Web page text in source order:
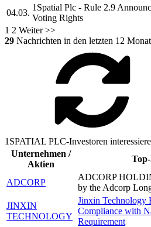
04.03.
1Spatial Plc - Rule 2.9
Voting Rights
1 2 Weiter >>
29 Nachrichten in den letzten 12
1SPATIAL PLC-Investoren
Unternehmen /
Aktien
ADCORP
ADCORP
by the Adcorp
JINXIN
TECHNOLOGY
Jinxin Technology
Compliance with
Requirement